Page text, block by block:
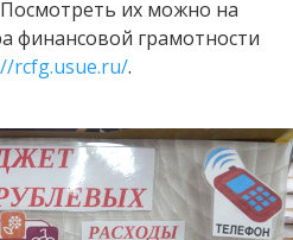
их можно на
финансовой грамотности
rcfg.usue.ru/.